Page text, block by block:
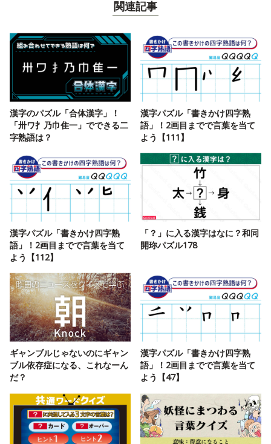
関連記事
漢字のパズル「合体漢字」！
「卅ワ扌乃巾隹一」でできる二
字熟語は？
漢字パズル「書きかけ四字熟
語」！2画目までで言葉を当て
よう【111】
漢字パズル「書きかけ四字熟
語」！2画目までで言葉を当て
よう【112】
「？」に入る漢字はなに？和同
開珎パズル178
ギャンブルじゃないのにギャン
ブル依存症になる、これなーん
だ？
漢字パズル「書きかけ四字熟
語」！2画目までで言葉を当て
よう【47】